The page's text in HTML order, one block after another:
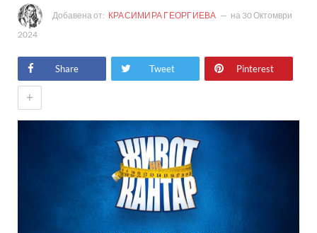
Добавена от: КРАСИМИРА ГЕОРГИЕВА на 30 Октомври
2024
Share Tweet Pinterest
+